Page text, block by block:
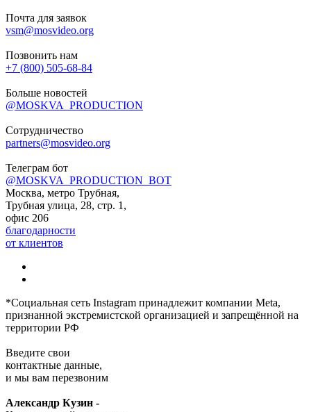
Почта для заявок
vsm@mosvideo.org
Позвонить нам
+7 (800) 505-68-84
Больше новостей
@MOSKVA_PRODUCTION
Сотрудничество
partners@mosvideo.org
Телеграм бот
@MOSKVA_PRODUCTION_BOT
Москва, метро Трубная,
Трубная улица, 28, стр. 1,
офис 206
благодарности
от клиентов
*Социальная сеть Instagram принадлежит компании Meta,
признанной экстремистской организацией и запрещённой на
территории РФ
Введите свои
контактные данные,
и мы вам перезвоним
Александр Кузин -